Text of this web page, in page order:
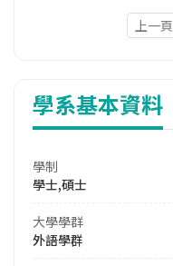
上一頁
學系基本資料
學制
學士,碩士
大學學群
外語學群